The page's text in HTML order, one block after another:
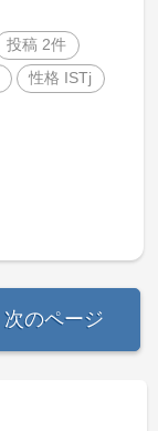
投稿 2件
性格 ISTj
次のページ